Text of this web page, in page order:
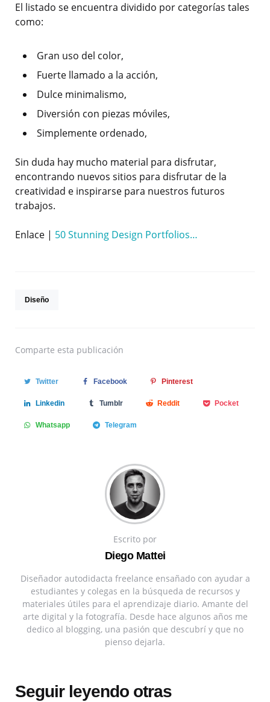
El listado se encuentra dividido por categorías tales
como:
Gran uso del color,
Fuerte llamado a la acción,
Dulce minimalismo,
Diversión con piezas móviles,
Simplemente ordenado,
Sin duda hay mucho material para disfrutar,
encontrando nuevos sitios para disfrutar de la
creatividad e inspirarse para nuestros futuros
trabajos.
Enlace | 50 Stunning Design Portfolios…
Diseño
Comparte esta publicación
Twitter Facebook Pinterest
Linkedin Tumblr Reddit Pocket
Whatsapp Telegram
Escrito por
Diego Mattei
Diseñador autodidacta freelance ensañado con ayudar a
estudiantes y colegas en la búsqueda de recursos y
materiales útiles para el aprendizaje diario. Amante del
arte digital y la fotografía. Desde hace algunos años me
dedico al blogging, una pasión que descubrí y que no
pienso dejarla.
Seguir leyendo otras